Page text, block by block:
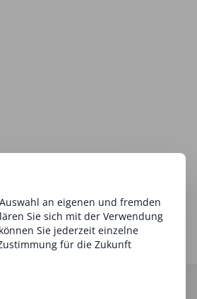
an eigenen und fremden
Sie sich mit der Verwendung
Sie jederzeit einzelne
für die Zukunft